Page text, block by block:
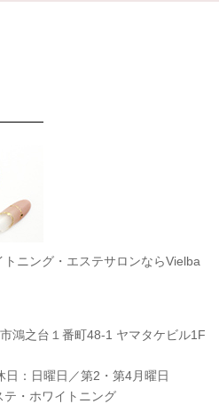
ニング・エステサロンならVielba
鴻之台１番町48-1 ヤマタケビル1F
：日曜日／第2・第4月曜日
・ホワイトニング